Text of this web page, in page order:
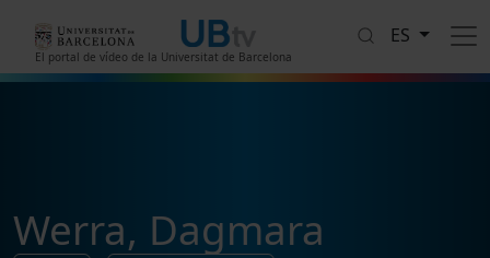
El portal de vídeo de la Universitat de Barcelona
ES
Werra, Dagmara